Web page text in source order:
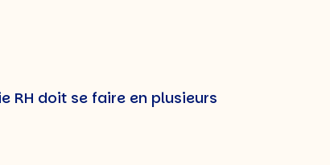
RH doit se faire en plusieurs